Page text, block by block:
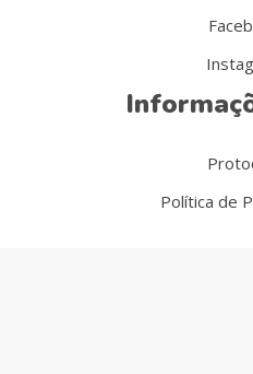
Política de